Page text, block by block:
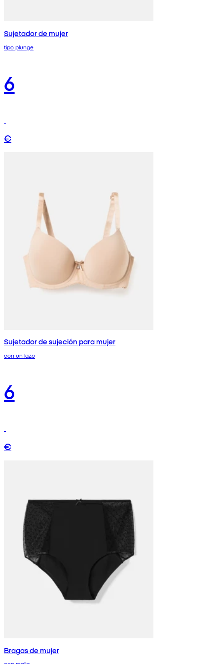
Sujetador de mujer
tipo plunge
6
€
Sujetador de sujeción para mujer
con un lazo
6
€
Bragas de mujer